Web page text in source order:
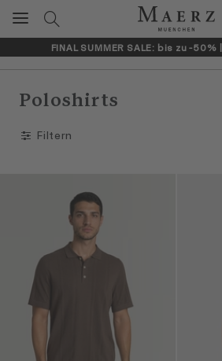
FINAL SUMMER SALE: bis zu -50% |
Poloshirts
Filtern